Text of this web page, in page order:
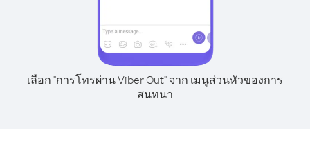
เลือก "การโทรผ่าน Viber Out" จาก เมนูส่วนหัวของการ
สนทนา